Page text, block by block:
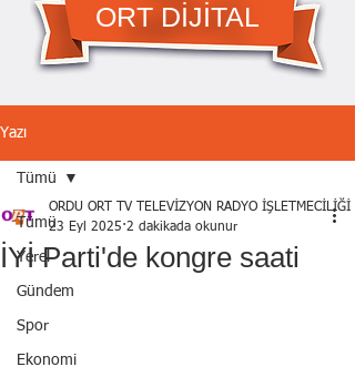
ORT DİJİTAL
Yazı
Tümü
Yerel
Gündem
Spor
Ekonomi
Tümü
İYİ Parti'de kongre saati
ORDU ORT TV TELEVİZYON RADYO İŞLETMECİLİĞİ
23 Eyl 2025 2 dakikada okunur